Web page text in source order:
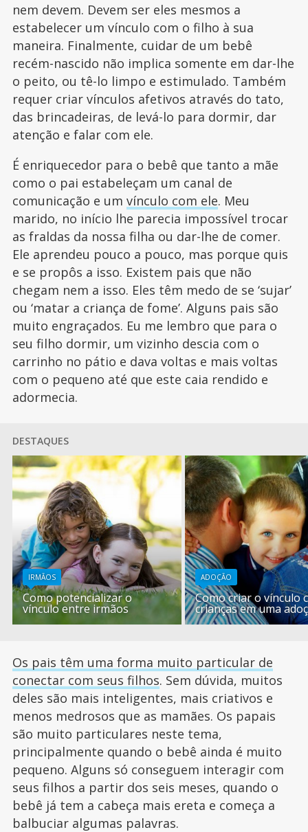
nem devem. Devem ser eles mesmos a
estabelecer um vínculo com o filho à sua
maneira. Finalmente, cuidar de um bebê
recém-nascido não implica somente em dar-lhe
o peito, ou tê-lo limpo e estimulado. Também
requer criar vínculos afetivos através do tato,
das brincadeiras, de levá-lo para dormir, dar
atenção e falar com ele.
É enriquecedor para o bebê que tanto a mãe
como o pai estabeleçam um canal de
comunicação e um vínculo com ele. Meu
marido, no início lhe parecia impossível trocar
as fraldas da nossa filha ou dar-lhe de comer.
Ele aprendeu pouco a pouco, mas porque quis
e se propôs a isso. Existem pais que não
chegam nem a isso. Eles têm medo de se ‘sujar’
ou ‘matar a criança de fome’. Alguns pais são
muito engraçados. Eu me lembro que para o
seu filho dormir, um vizinho descia com o
carrinho no pátio e dava voltas e mais voltas
com o pequeno até que este caia rendido e
adormecia.
DESTAQUES
IRMÃOS
Como potencializar o
vínculo entre irmãos
ADOÇÃO
Como criar o vínculo
crianças em uma
Os pais têm uma forma muito particular de
conectar com seus filhos. Sem dúvida, muitos
deles são mais inteligentes, mais criativos e
menos medrosos que as mamães. Os papais
são muito particulares neste tema,
principalmente quando o bebê ainda é muito
pequeno. Alguns só conseguem interagir com
seus filhos a partir dos seis meses, quando o
bebê já tem a cabeça mais ereta e começa a
balbuciar algumas palavras.